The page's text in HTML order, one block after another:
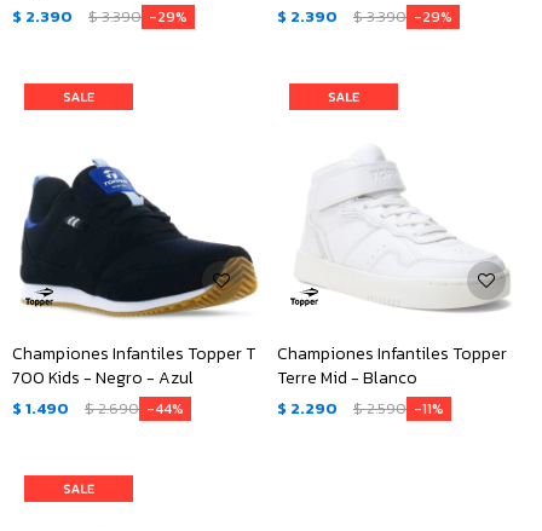
$ 2.390 $3.390 29 $ 2.390 $3.390 29
Championes Infantiles Topper T
700 Kids - Negro - Azul
$ 1.490 $2.690 44
Championes Infantiles Topper
Terre Mid - Blanco
$ 2.290 $2.590 11